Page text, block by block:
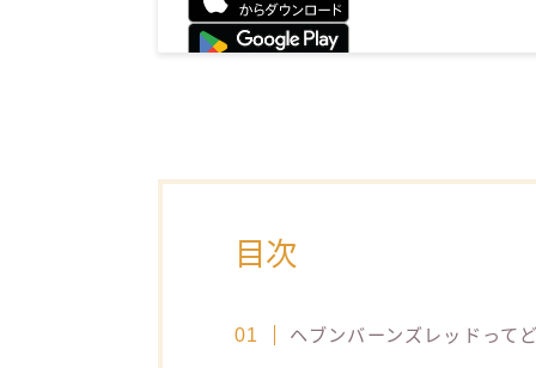
目次
ヘブンバーンズレッドって